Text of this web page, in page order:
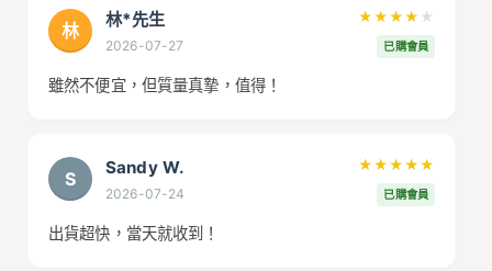
林
林*先生
2026-07-27
★★★★ ★
已購會員
雖然不便宜，但質量真摯，值得！
S
Sandy W.
2026-07-24
★★★★★
已購會員
出貨超快，當天就收到！